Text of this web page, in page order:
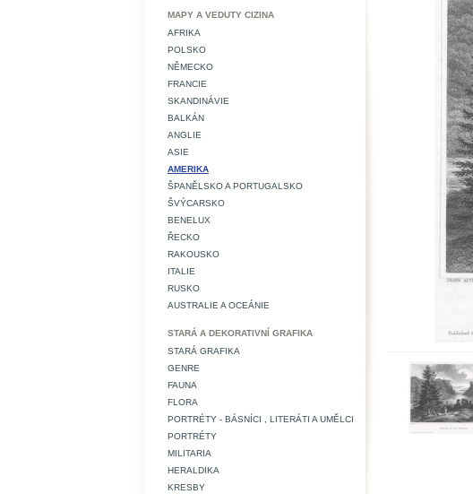
MAPY A VEDUTY CIZINA
AFRIKA
POLSKO
NĚMECKO
FRANCIE
SKANDINÁVIE
BALKÁN
ANGLIE
ASIE
AMERIKA
ŠPANĚLSKO A PORTUGALSKO
ŠVÝCARSKO
BENELUX
ŘECKO
RAKOUSKO
ITALIE
RUSKO
AUSTRALIE A OCEÁNIE
STARÁ A DEKORATIVNÍ GRAFIKA
STARÁ GRAFIKA
GENRE
FAUNA
FLORA
PORTRÉTY - BÁSNÍCI , LITERÁTI A UMĚLCI
PORTRÉTY
MILITARIA
HERALDIKA
KRESBY